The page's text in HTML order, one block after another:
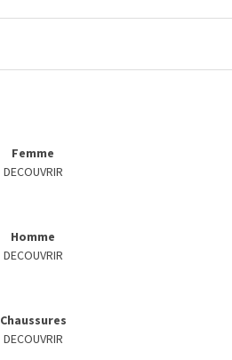
Femme
DECOUVRIR
Homme
DECOUVRIR
Chaussures
DECOUVRIR